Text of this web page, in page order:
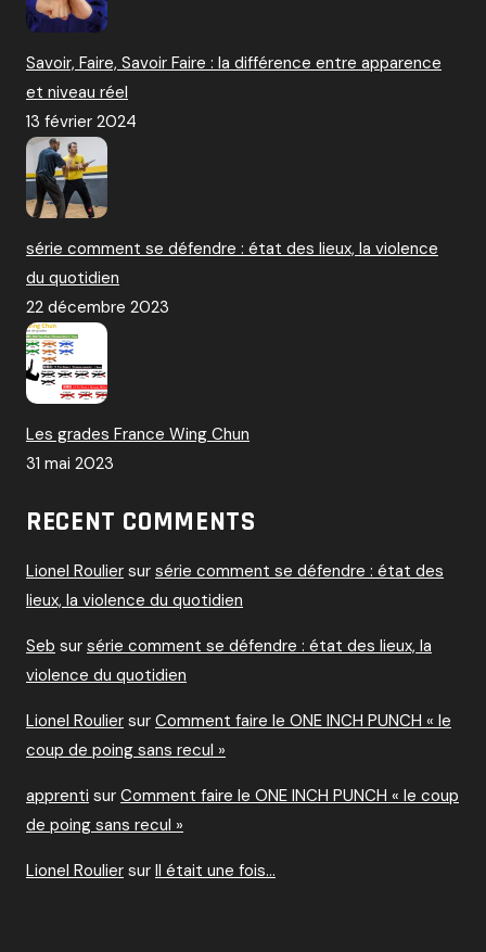
Savoir, Faire, Savoir Faire : la différence entre apparence
et niveau réel
13 février 2024
série comment se défendre : état des lieux, la violence
du quotidien
22 décembre 2023
Les grades France Wing Chun
31 mai 2023
RECENT COMMENTS
Lionel Roulier sur série comment se défendre : état des
lieux, la violence du quotidien
Seb sur série comment se défendre : état des lieux, la
violence du quotidien
Lionel Roulier sur Comment faire le ONE INCH PUNCH « le
coup de poing sans recul »
apprenti sur Comment faire le ONE INCH PUNCH « le coup
de poing sans recul »
Lionel Roulier sur Il était une fois…